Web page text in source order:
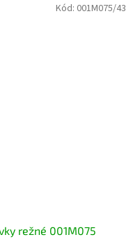
režné 001M075
Kód: 001M075/43